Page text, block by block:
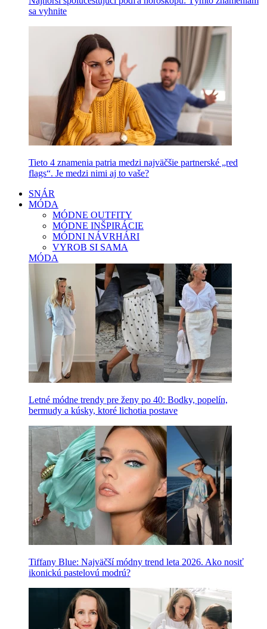
sa vyhnite
Tieto 4 znamenia patria medzi najväčšie partnerské „red
flags“. Je medzi nimi aj to vaše?
SNÁR
MÓDA
MÓDNE OUTFITY
MÓDNE INŠPIRÁCIE
MÓDNI NÁVRHÁRI
VYROB SI SAMA
MÓDA
Letné módne trendy pre ženy po 40: Bodky, popelín,
bermudy a kúsky, ktoré lichotia postave
Tiffany Blue: Najväčší módny trend leta 2026. Ako nosiť
ikonickú pastelovú modrú?